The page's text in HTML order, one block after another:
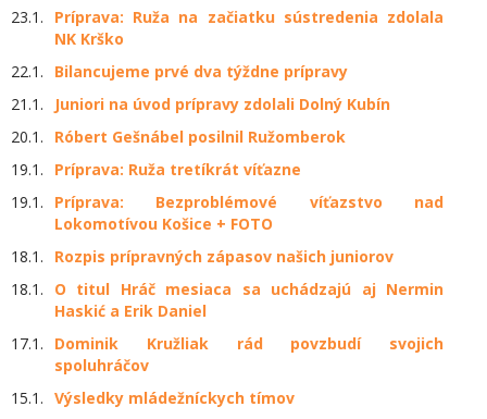
23.1.
Príprava: Ruža na začiatku sústredenia zdolala
NK Krško
22.1.
Bilancujeme prvé dva týždne prípravy
21.1.
Juniori na úvod prípravy zdolali Dolný Kubín
20.1.
Róbert Gešnábel posilnil Ružomberok
19.1.
Príprava: Ruža tretíkrát víťazne
19.1.
Príprava: Bezproblémové víťazstvo nad
Lokomotívou Košice + FOTO
18.1.
Rozpis prípravných zápasov našich juniorov
18.1.
O titul Hráč mesiaca sa uchádzajú aj Nermin
Haskić a Erik Daniel
17.1.
Dominik Kružliak rád povzbudí svojich
spoluhráčov
15.1. Výsledky mládežníckych tímov